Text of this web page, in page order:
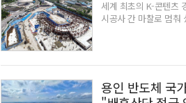
선호도도 높은 편"이
은 내정가 이상 최고
쟁입찰 방식으로 오
서가 비치된다. 용인/
택단지. /용인시 제공
아닌, 기존 건물을 그대로 활용하는 것인 만큼 안전
국토부 설명이다.정부가 해당 특별법 내용을 공개
건축과 리모델링 사이에서 고민이 큰 실정이다. 가
여전할 것으로 보인다.한편 이날 원희룡 국토부 장
kanggj@kyeongin.com
세계 최초의 K-콘텐츠
시공사 간 마찰로 멈춰
사실상 물 건너갈 것
장항동 일대에 총 사
한화 건설부문이 맡았
CJ그룹이 단독으로 참
이브시티가 사업시행
용인 반도체 국